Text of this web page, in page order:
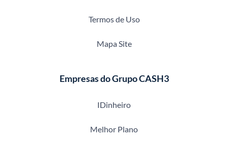
Termos de Uso
Mapa Site
Empresas do Grupo CASH3
IDinheiro
Melhor Plano